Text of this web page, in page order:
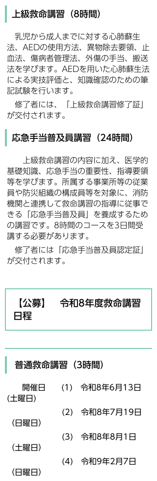
上級救命講習（8時間）
乳児から成人までに対する心肺蘇生
法、AEDの使用方法、異物除去要領、止
血法、傷病者管理法、外傷の手当、搬送
法を学びます。AEDを用いた心肺蘇生法
による実技評価と、知識確認のための筆
記試験を行います。
修了者には、「上級救命講習修了証」
が交付されます。
応急手当普及員講習（24時間）
上級救命講習の内容に加え、医学的
基礎知識、応急手当の重要性、指導要領
等を学びます。所属する事業所等の従業
員や防災組織の構成員等を対象に、消防
機関と連携して救命講習の指導に従事で
きる「応急手当普及員」を養成するため
の講習です。8時間のコースを3日間受
講する必要があります。
修了者には「応急手当普及員認定証」
が交付されます。
【公募】 令和8年度救命講習
日程
普通救命講習 （3時間）
開催日 (1) 令和8年6月13日
(土曜日)
(2) 令和8年7月19日
（日曜日）
(3) 令和8年8月1日
（土曜日）
(4) 令和9年2月7日
（日曜日）